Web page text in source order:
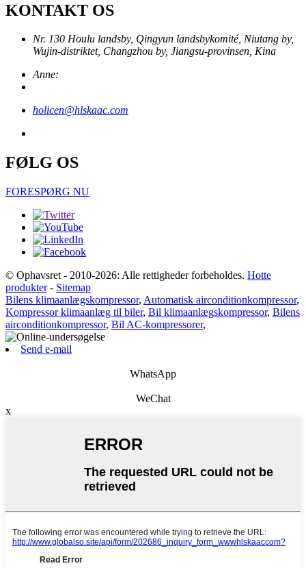
KONTAKT OS
Nr. 130 Houlu landsby, Qingyun landsbykomité, Niutang by,
Wujin-distriktet, Changzhou by, Jiangsu-provinsen, Kina
Anne:
holicen@hlskaac.com
FØLG OS
FORESPØRG NU
© Ophavsret - 2010-2026: Alle rettigheder forbeholdes. Hotte
produkter- Sitemap
Bilens klimaanlægskompressor, Automatisk airconditionkompressor,
Kompressor klimaanlæg til biler, Bil klimaanlægskompressor, Bilens
airconditionkompressor, Bil AC-kompressorer,
Send e-mail
WhatsApp
WeChat
x